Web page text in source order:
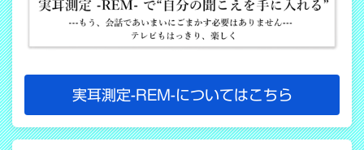
実耳測定-REM-についてはこちら